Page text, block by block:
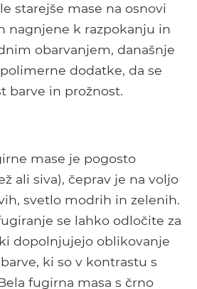
starejše mase na osnovi
nagnjene k razpokanju in
obarvanjem, današnje
dodatke, da se
barve in prožnost.
mase je pogosto
ali siva), čeprav je na voljo
svetlo modrih in zelenih.
se lahko odločite za
dopolnjujejo oblikovanje
ki so v kontrastu s
fugirna masa s črno